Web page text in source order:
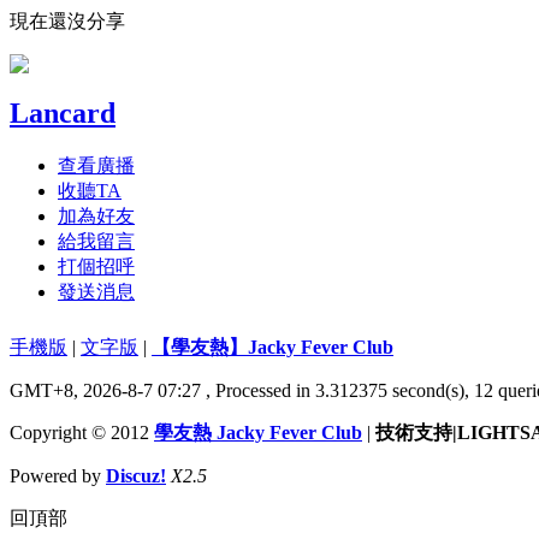
現在還沒分享
Lancard
查看廣播
收聽TA
加為好友
給我留言
打個招呼
發送消息
手機版 | 文字版 | 【學友熱】Jacky Fever Club
GMT+8, 2026-8-7 07:27 , Processed in 3.312375 second(s), 12
Copyright © 2012 學友熱 Jacky Fever Club | 技術支持
Powered by Discuz! X2.5
回頂部